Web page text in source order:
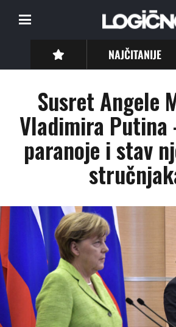
NAJČITANIJE
Susret Angele
Vladimira Putina
paranoje i stav